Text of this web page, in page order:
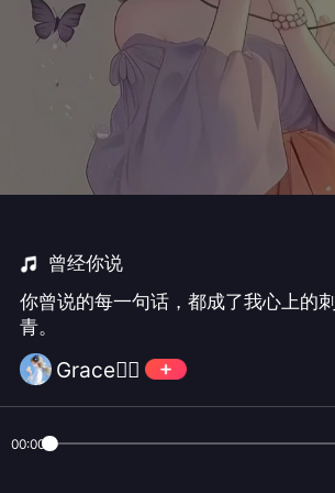
曾经你说
你曾说的每一句话，都成了我心上的刺
青。
Grace🧜‍♀️
00:00